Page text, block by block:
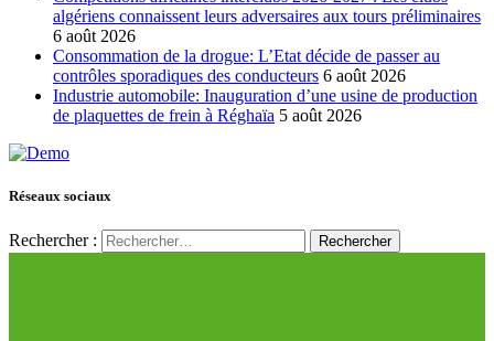
algériens connaissent leurs adversaires aux tours préliminaires
6 août 2026
Consommation de la drogue: L’Etat décide de passer au
contrôles sporadiques des conducteurs 6 août 2026
Industrie automobile: Inauguration d’une usine de production
de plaquettes de frein à Réghaïa 5 août 2026
Réseaux sociaux
Rechercher :